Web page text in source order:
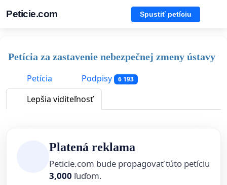
Peticie.com Spustiť petíciu
Petícia za zastavenie nebezpečnej zmeny ústavy
Petícia
Podpisy 6 193
Lepšia viditeľnosť
Platená reklama
Peticie.com bude propagovať túto petíciu
3,000 ľuďom.